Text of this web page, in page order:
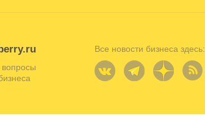
вопросы
Все новости бизнеса здесь: